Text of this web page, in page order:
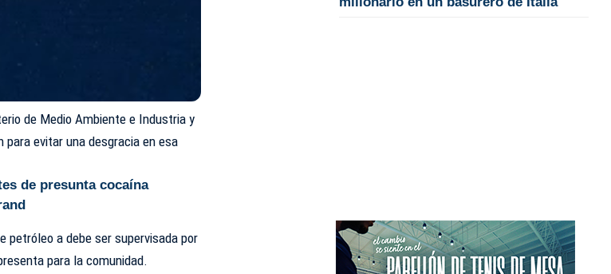
de Medio Ambiente e Industria y
evitar una desgracia en esa
de presunta cocaína
petróleo a debe ser supervisada por
para la comunidad.